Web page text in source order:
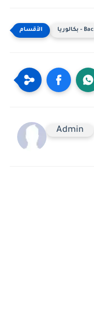
بكالوريا - Bac
Admin